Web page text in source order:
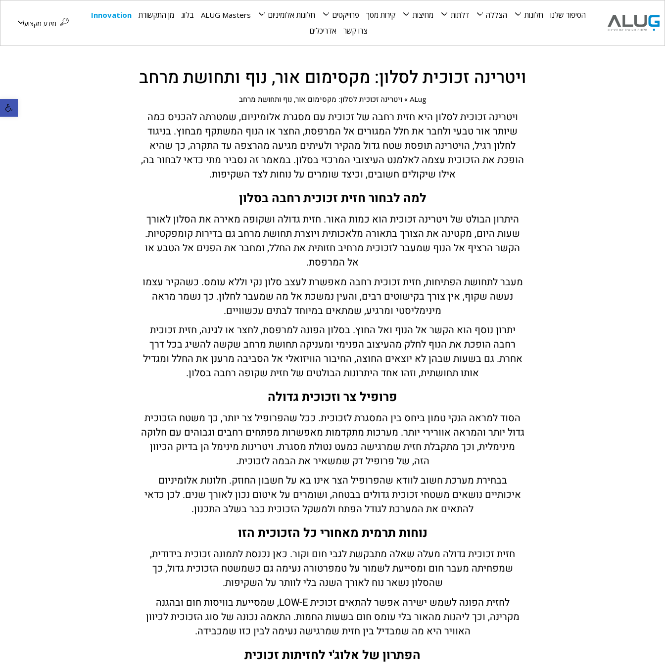
פתח
הסיפור שלנו חלונות הצללה דלתות מחיצות קירות מסך פרוייקטים חלונות אלומיניום ALUG Masters בלוג מן התקשורת
Innovation
צרו קשר
אדריכלים
מידע מקצועי
ויטרינה זכוכית לסלון: מקסימום אור, נוף ותחושת מרחב
ALug
»ויטרינה זכוכית לסלון: מקסימום אור, נוף ותחושת מרחב
ויטרינה זכוכית לסלון היא חזית רחבה של זכוכית עם מסגרת אלומיניום, שמטרתה להכניס כמה
שיותר אור טבעי ולחבר את חלל המגורים אל המרפסת, החצר או הנוף המשתקף מבחוץ. בניגוד
לחלון רגיל, הויטרינה תופסת שטח גדול מהקיר ולעיתים מגיעה מהרצפה עד התקרה, כך שהיא
הופכת את הזכוכית עצמה לאלמנט העיצובי המרכזי בסלון. במאמר זה נסביר מתי כדאי לבחור בה,
אילו שיקולים חשובים, וכיצד שומרים על נוחות לצד השקיפות.
למה לבחור חזית זכוכית רחבה בסלון
היתרון הבולט של ויטרינה זכוכית הוא כמות האור. חזית גדולה ושקופה מאירה את הסלון לאורך
שעות היום, מקטינה את הצורך בתאורה מלאכותית ויוצרת תחושת מרחב גם בדירות קומפקטיות.
הקשר הרציף אל הנוף שמעבר לזכוכית מרחיב חזותית את החלל, ומחבר את הפנים אל הטבע או
אל המרפסת.
מעבר לתחושת הפתיחות, חזית זכוכית רחבה מאפשרת לעצב סלון נקי וללא עומס. כשהקיר עצמו
נעשה שקוף, אין צורך בקישוטים רבים, והעין נמשכת אל מה שמעבר לחלון. כך נשמר מראה
מינימליסטי ומרגיע, שמתאים במיוחד לבתים עכשוויים.
יתרון נוסף הוא הקשר אל הנוף ואל החוץ. בסלון הפונה למרפסת, לחצר או לגינה, חזית זכוכית
רחבה הופכת את הנוף לחלק מהעיצוב הפנימי ומעניקה תחושת מרחב שקשה להשיג בכל דרך
אחרת. גם בשעות שבהן לא יוצאים החוצה, החיבור הוויזואלי אל הסביבה מרענן את החלל ומגדיל
אותו תחושתית, וזהו אחד היתרונות הבולטים של חזית שקופה רחבה בסלון.
פרופיל צר וזכוכית גדולה
הסוד למראה הנקי טמון ביחס בין המסגרת לזכוכית. ככל שהפרופיל צר יותר, כך משטח הזכוכית
גדול יותר והמראה אוורירי יותר. מערכות מתקדמות מאפשרות מפתחים רחבים וגבוהים עם חלוקה
מינימלית, וכך מתקבלת חזית שמרגישה כמעט נטולת מסגרת. ויטרינות מינימל הן בדיוק הכיוון
הזה, של פרופיל דק שמשאיר את הבמה לזכוכית.
בבחירת מערכת חשוב לוודא שהפרופיל הצר אינו בא על חשבון החוזק. חלונות אלומיניום
איכותיים נושאים משטחי זכוכית גדולים בבטחה, ושומרים על איטום נכון לאורך שנים. לכן כדאי
להתאים את המערכת לגודל הפתח ולמשקל הזכוכית כבר בשלב התכנון.
נוחות תרמית מאחורי כל הזכוכית הזו
חזית זכוכית גדולה מעלה שאלה מתבקשת לגבי חום וקור. כאן נכנסת לתמונה זכוכית בידודית,
שמפחיתה מעבר חום ומסייעת לשמור על טמפרטורה נעימה גם כשמשטח הזכוכית גדול, כך
שהסלון נשאר נוח לאורך השנה בלי לוותר על השקיפות.
לחזית הפונה לשמש ישירה אפשר להתאים זכוכית LOW-E, שמסייעת בוויסות חום ובהגנה
מקרינה, וכך ליהנות מהאור בלי עומס חום בשעות החמות. התאמה נכונה של סוג הזכוכית לכיוון
האוויר היא מה שמבדיל בין חזית שמרגישה נעימה לבין כזו שמכבידה.
הפתרון של אלוג'י לחזיתות זכוכית